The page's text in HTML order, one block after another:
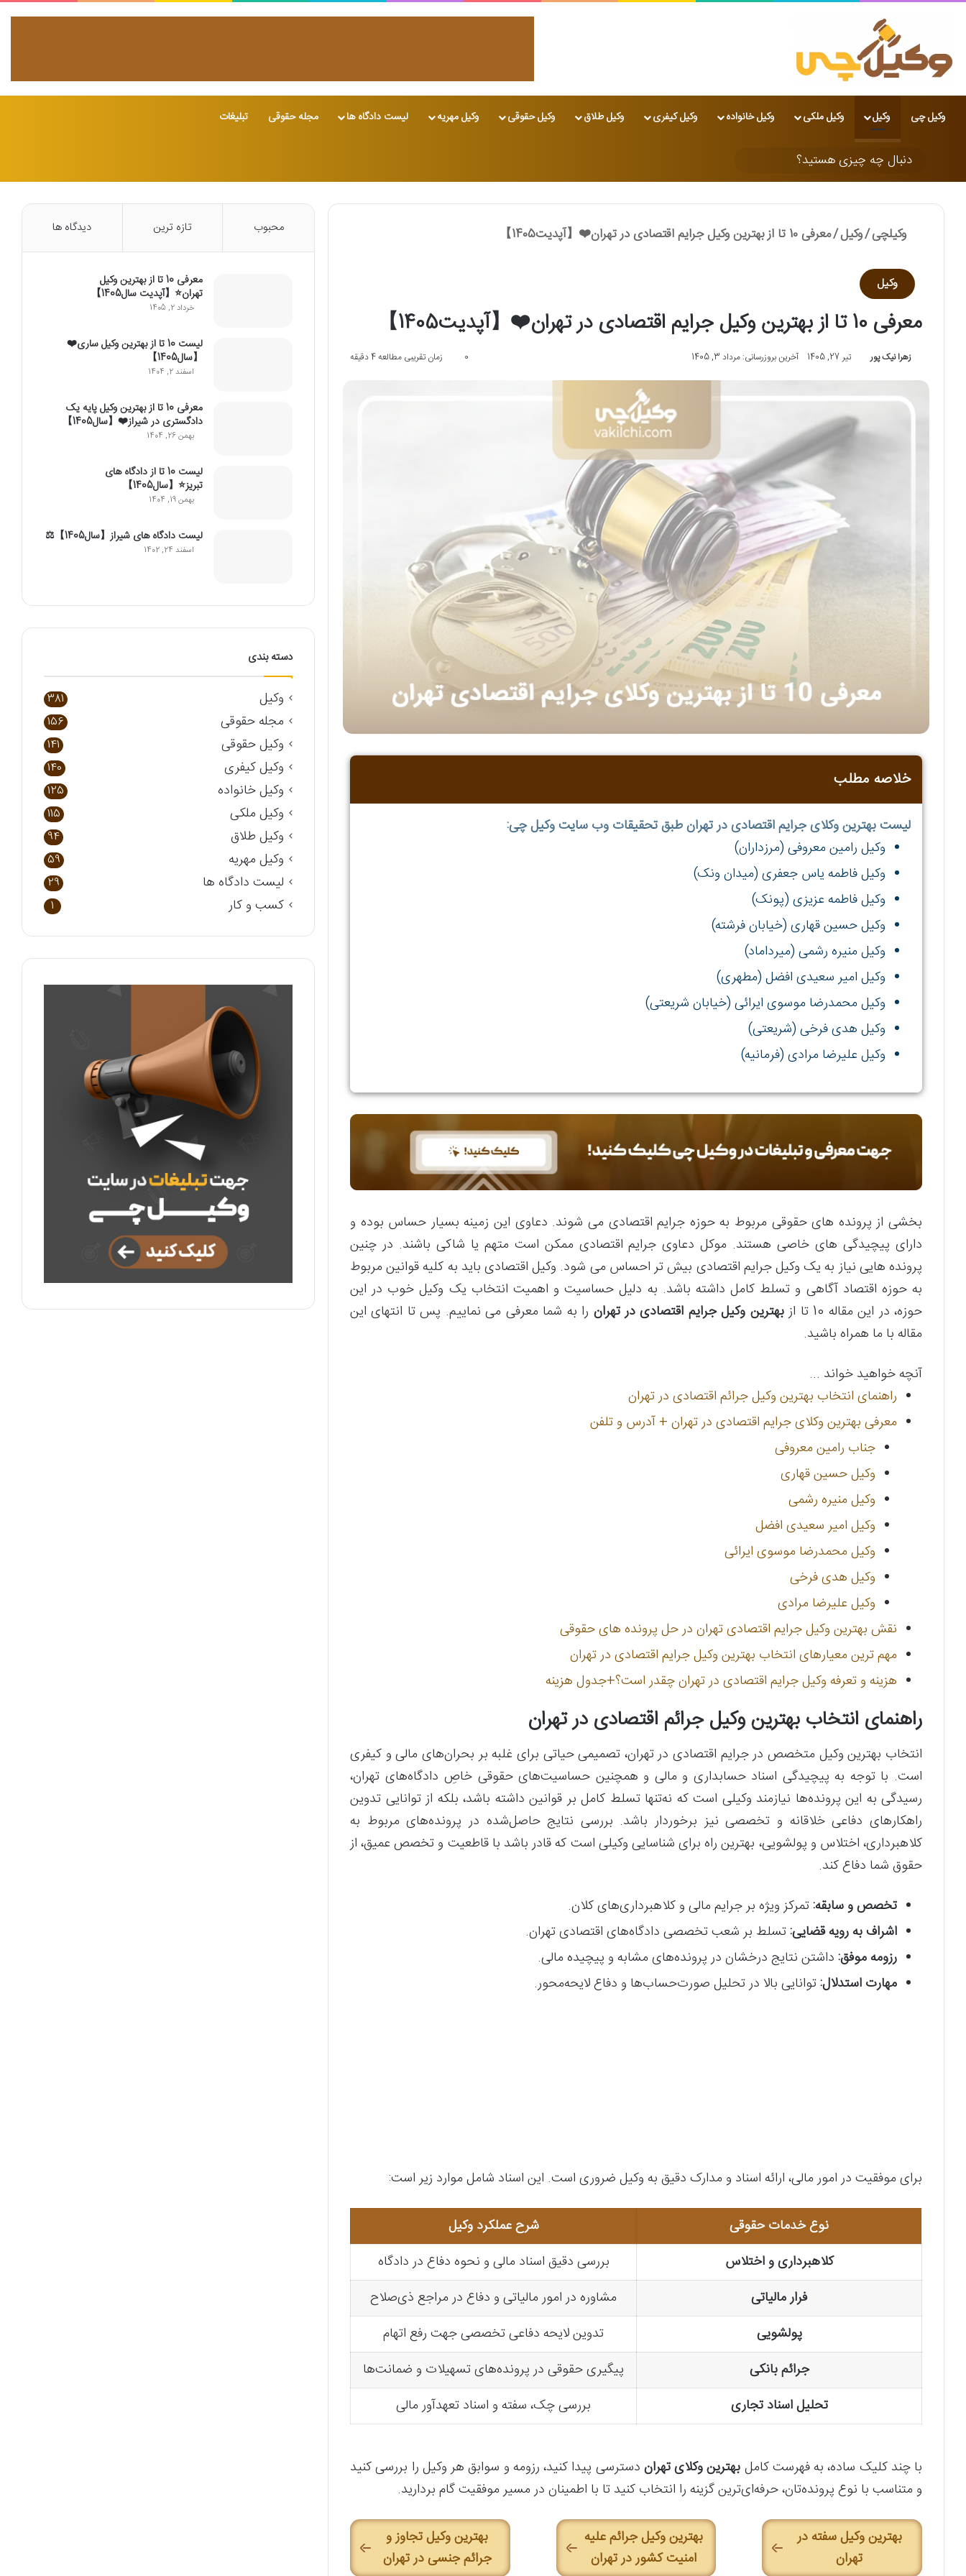
وکیل چی وکیل وکیل ملکی وکیل خانواده وکیل کیفری وکیل طلاق وکیل حقوقی وکیل مهریه لیست دادگاه ها مجله حقوقی تبلیغات
تغییر پوسته
چه
هستید؟
وکیلچی/وکیل/معرفی 10 تا از بهترین وکیل جرایم اقتصادی در تهران❤️【آپدیت1405】
وکیل
معرفی 10 تا از بهترین وکیل جرایم اقتصادی در تهران❤️【آپدیت1405】
زهرا نیک پور تیر 27, 1405 آخرین بروزرسانی: مرداد 3, 1405 0 زمان تقریبی مطالعه 4 دقیقه
خلاصه مطلب
لیست بهترین وکلای جرایم اقتصادی در تهران طبق تحقیقات وب سایت وکیل چی:
وکیل رامین معروفی (مرزداران)
وکیل فاطمه‌ یاس جعفری (میدان ونک)
وکیل فاطمه عزیزی (پونک)
وکیل حسین قهاری (خیابان فرشته)
وکیل منیره رشمی (میرداماد)
وکیل امیر سعیدی افضل (مطهری)
وکیل محمدرضا موسوی ایرائی (خیابان شریعتی)
وکیل هدی فرخی (شریعتی)
وکیل علیرضا مرادی (فرمانیه)
بخشی از پرونده های حقوقی مربوط به حوزه جرایم اقتصادی می شوند. دعاوی این زمینه بسیار حساس بوده و
دارای پیچیدگی های خاصی هستند. موکل دعاوی جرایم اقتصادی ممکن است متهم یا شاکی باشند. در چنین
پرونده هایی نیاز به یک وکیل جرایم اقتصادی بیش تر احساس می شود. وکیل اقتصادی باید به کلیه قوانین مربوط
به حوزه اقتصاد آگاهی و تسلط کامل داشته باشد. به دلیل حساسیت و اهمیت انتخاب یک وکیل خوب در این
حوزه، در این مقاله 10 تا از
بهترین وکیل جرایم اقتصادی در تهران را به شما معرفی می نماییم. پس تا انتهای این
مقاله با ما همراه باشید.
آنچه خواهید خواند ...
راهنمای انتخاب بهترین وکیل جرائم اقتصادی در تهران
معرفی بهترین وکلای جرایم اقتصادی در تهران + آدرس و تلفن
جناب رامین معروفی
وکیل حسین قهاری
وکیل منیره رشمی
وکیل امیر سعیدی افضل
وکیل محمدرضا موسوی ایرائی
وکیل هدی فرخی
وکیل علیرضا مرادی
نقش بهترین وکیل جرایم اقتصادی تهران در حل پرونده های حقوقی
مهم ترین معیارهای انتخاب بهترین وکیل جرایم اقتصادی در تهران
هزینه و تعرفه وکیل جرایم اقتصادی در تهران چقدر است؟+جدول هزینه
راهنمای انتخاب بهترین وکیل جرائم اقتصادی در تهران
انتخاب بهترین وکیل متخصص در جرایم اقتصادی در تهران، تصمیمی حیاتی برای غلبه بر بحران‌های مالی و کیفری
است. با توجه به پیچیدگی اسناد حسابداری و مالی و همچنین حساسیت‌های حقوقی خاصِ دادگاه‌های تهران،
رسیدگی به این پرونده‌ها نیازمند وکیلی است که نه‌تنها تسلط کامل بر قوانین داشته باشد، بلکه از توانایی تدوین
راهکارهای دفاعی خلاقانه و تخصصی نیز برخوردار باشد. بررسی نتایج حاصل‌شده در پرونده‌های مربوط به
کلاهبرداری، اختلاس و پولشویی، بهترین راه برای شناسایی وکیلی است که قادر باشد با قاطعیت و تخصص عمیق، از
حقوق شما دفاع کند.
تخصص و سابقه:تمرکز ویژه بر جرایم مالی و کلاهبرداری‌های کلان.
اشراف به رویه قضایی:تسلط بر شعب تخصصی دادگاه‌های اقتصادی تهران.
رزومه موفق: داشتن نتایج درخشان در پرونده‌های مشابه و پیچیده مالی.
مهارت استدلال:توانایی بالا در تحلیل صورت‌حساب‌ها و دفاع لایحه‌محور.
برای موفقیت در امور مالی، ارائه اسناد و مدارک دقیق به وکیل ضروری است. این اسناد شامل موارد زیر است:
نوع خدمات حقوقی
شرح عملکرد وکیل
کلاهبرداری و اختلاس
بررسی دقیق اسناد مالی و نحوه دفاع در دادگاه
فرار مالیاتی
مشاوره در امور مالیاتی و دفاع در مراجع ذی‌صلاح
پولشویی
تدوین لایحه دفاعی تخصصی جهت رفع اتهام
جرائم بانکی
پیگیری حقوقی در پرونده‌های تسهیلات و ضمانت‌ها
تحلیل اسناد تجاری
بررسی چک، سفته و اسناد تعهدآور مالی
با چند کلیک ساده، به فهرست کامل بهترین وکلای تهران دسترسی پیدا کنید، رزومه و سوابق هر وکیل را بررسی کنید
و متناسب با نوع پرونده‌تان، حرفه‌ای‌ترین گزینه را انتخاب کنید تا با اطمینان در مسیر موفقیت گام بردارید.
بهترین وکیل سفته در
تهران
بهترین وکیل جرائم علیه
امنیت کشور در تهران
بهترین وکیل تجاوز و
جرائم جنسی در تهران
محبوب تازه ترین دیدگاه ها
معرفی 10 تا از بهترین وکیل
تهران⭐【آپدیت سال1405】
خرداد 2, 1405
لیست 10 تا از بهترین وکیل ساری❤️
【سال1405】
اسفند 2, 1404
معرفی 10 تا از بهترین وکیل پایه یک
دادگستری در شیراز❤️【سال1405】
بهمن 26, 1404
لیست 10 تا از دادگاه های
تبریز⭐【سال1405】
بهمن 19, 1404
لیست دادگاه های شیراز【سال1405】⚖️
اسفند 24, 1402
دسته بندی
وکیل 381
مجله حقوقی 156
وکیل حقوقی 141
وکیل کیفری 140
وکیل خانواده 125
وکیل ملکی 115
وکیل طلاق 94
وکیل مهریه 59
لیست دادگاه ها 29
کسب و کار 1